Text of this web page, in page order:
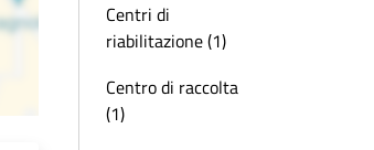
Centri di
riabilitazione (1)
Centro di raccolta
(1)